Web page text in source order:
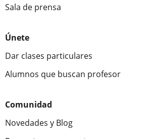
Sala de prensa
Únete
Dar clases particulares
Alumnos que buscan profesor
Comunidad
Novedades y Blog